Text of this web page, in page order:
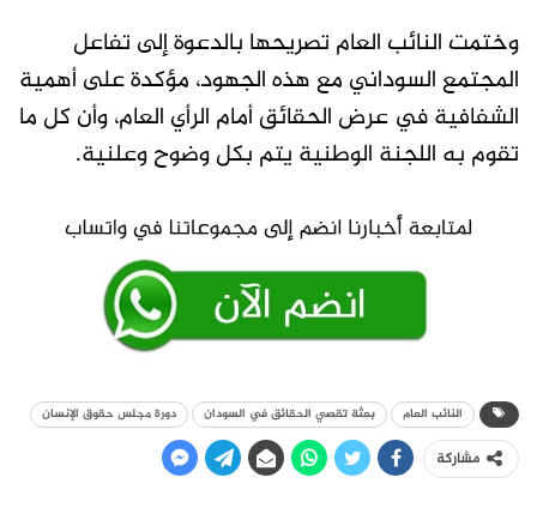
وختمت النائب العام تصريحها بالدعوة إلى تفاعل
المجتمع السوداني مع هذه الجهود، مؤكدة على أهمية
الشفافية في عرض الحقائق أمام الرأي العام، وأن كل ما
تقوم به اللجنة الوطنية يتم بكل وضوح وعلنية.
النائب العام بعثة تقصي الحقائق في السودان دورة مجلس حقوق الإنسان
مشاركة